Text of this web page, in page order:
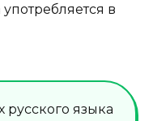
в
русского языка